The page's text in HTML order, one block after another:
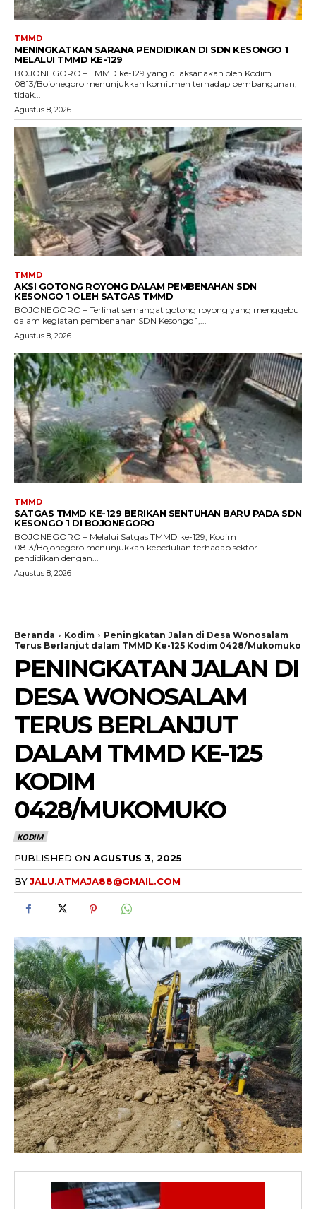
TMMD
MENINGKATKAN SARANA PENDIDIKAN DI SDN KESONGO 1
MELALUI TMMD KE-129
BOJONEGORO – TMMD ke-129 yang dilaksanakan oleh Kodim
0813/Bojonegoro menunjukkan komitmen terhadap pembangunan,
tidak...
Agustus 8, 2026
TMMD
AKSI GOTONG ROYONG DALAM PEMBENAHAN SDN
KESONGO 1 OLEH SATGAS TMMD
BOJONEGORO – Terlihat semangat gotong royong yang menggebu
dalam kegiatan pembenahan SDN Kesongo 1,...
Agustus 8, 2026
TMMD
SATGAS TMMD KE-129 BERIKAN SENTUHAN BARU PADA SDN
KESONGO 1 DI BOJONEGORO
BOJONEGORO – Melalui Satgas TMMD ke-129, Kodim
0813/Bojonegoro menunjukkan kepedulian terhadap sektor
pendidikan dengan...
Agustus 8, 2026